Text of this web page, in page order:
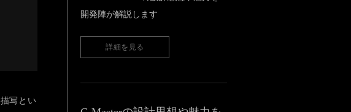
写とい
開発陣が解説します
詳細を見る